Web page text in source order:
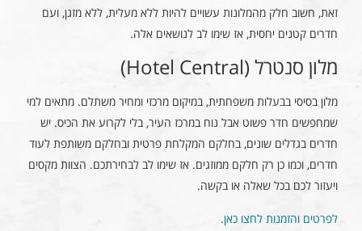
זאת, חשוב חלק מהמלונות עשויים להיות ללא מעלית, ללא מזגן, ועם
חדרים קטנים יחסית, אז שימו לב לנושאים אלה.
מלון סנטרל (Hotel Central)
מלון בסיסי בבעלות משפחתית, במיקום מרכזי ומחיר משתלם. מתאים למי
שמחפשים חדר פשוט אבל נוח במרכז העיר, בלי לקרוע את הכיס. יש
חדרים בגדלים שונים, בחלקם המקלחת פרטית ובחלקם משותפת לעוד
חדרים, וכמו כן רק חלקם ממוזגים. אז שימו לב לבחירתכם. הצוות מקסים
ויעזור לכם בכל שאלה או בקשה.
לפרטים והזמנות לחצו כאן.